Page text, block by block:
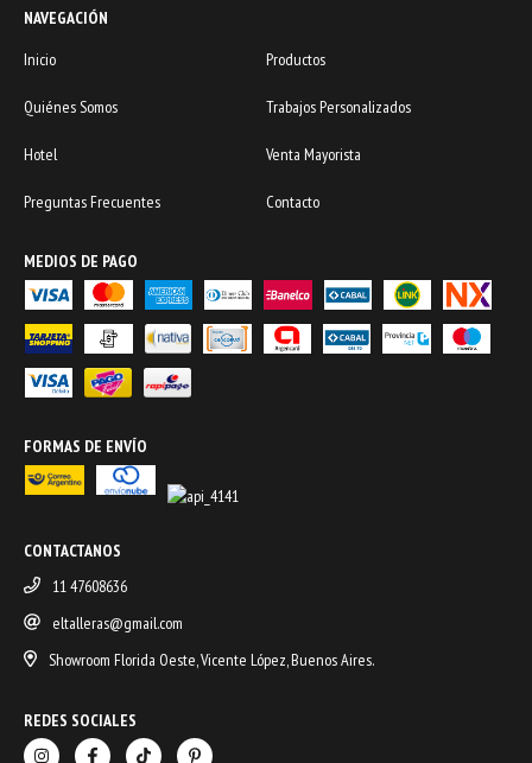
NAVEGACIÓN
Inicio
Productos
Quiénes Somos Trabajos Personalizados
Hotel Venta Mayorista
Preguntas Frecuentes Contacto
MEDIOS DE PAGO
FORMAS DE ENVÍO
CONTACTANOS
11 47608636
eltalleras@gmail.com
Showroom Florida Oeste, Vicente López, Buenos Aires.
REDES SOCIALES